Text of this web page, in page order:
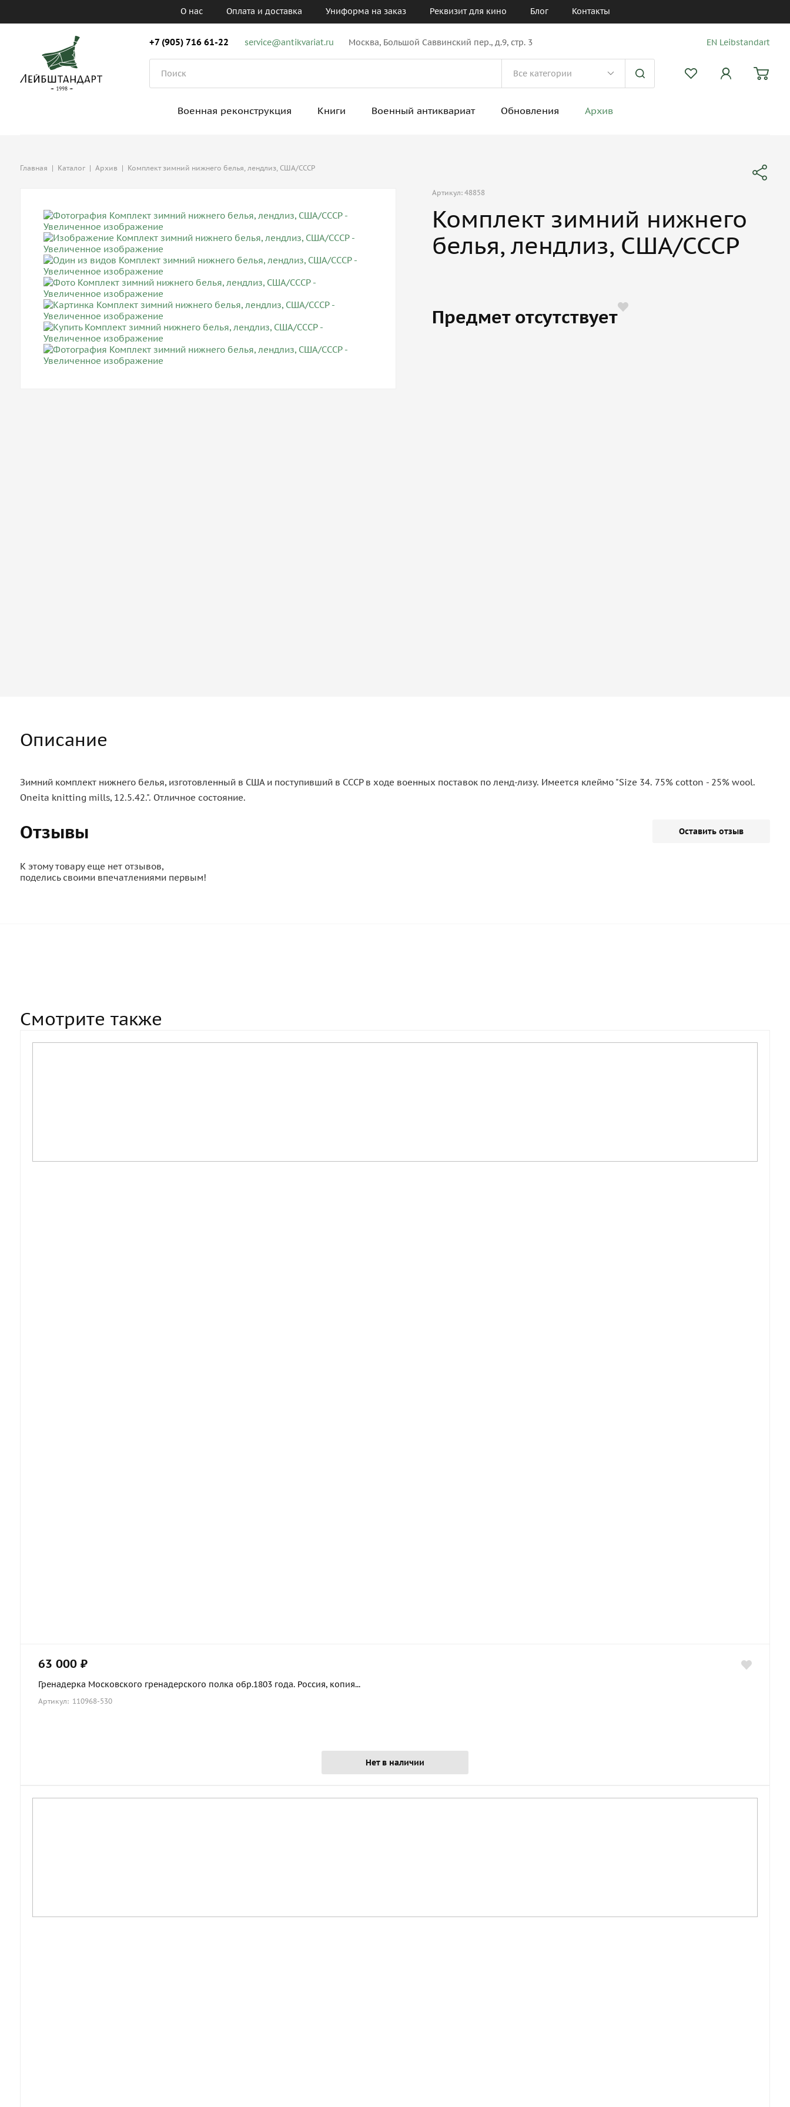
О нас Оплата и доставка Униформа на заказ Реквизит для кино Блог Контакты
+7 (905) 716 61-22 service@antikvariat.ru Москва, Большой Саввинский пер., д.9, стр. 3 EN Leibstandart
Военная реконструкция Книги Военный антиквариат Обновления Архив
Главная | Каталог | Архив | Комплект зимний нижнего белья, лендлиз, США/СССР
Артикул: 48858
Комплект зимний нижнего
белья, лендлиз, США/СССР
Предмет отсутствует
Описание
Зимний комплект нижнего белья, изготовленный в США и поступивший в СССР в ходе военных поставок по ленд-лизу. Имеется клеймо "Size 34. 75% cotton - 25% wool.
Oneita knitting mills, 12.5.42.". Отличное состояние.
Отзывы Оставить отзыв
К этому товару еще нет отзывов,
поделись своими впечатлениями первым!
Смотрите также
63 000 ₽
Гренадерка Московского гренадерского полка обр.1803 года. Россия, копия...
Артикул: 110968-530
Нет в наличии